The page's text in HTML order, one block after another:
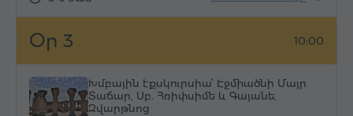
Օր 3 10:00
Խմբային էքսկուրսիա՝ Էջմիածնի Մայր
Տաճար, Սբ. Հռիփսիմե և Գայանե,
Զվարթնոց